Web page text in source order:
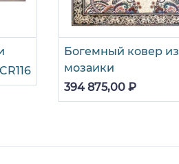
CR116
Богемный ковер из
мозаики
394 875,00 ₽